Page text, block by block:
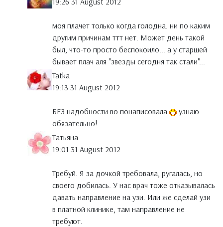
моя плачет только когда голодна. ни по каким
другим причинам ттт нет. Может день такой
был, что-то просто беспокоило... а у старшей
бывает плач аля "звезды сегодня так стали"...
Tatka
19:13 31 August 2012
БЕЗ надобности во понаписовала
узнаю
обязательно!
Татьяна
19:01 31 August 2012
Требуй. Я за дочкой требовала, ругалась, но
своего добилась. У нас врач тоже отказывалась
давать направление на узи. Или же сделай узи
в платной клинике, там направление не
требуют.